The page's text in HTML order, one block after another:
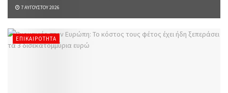
7 ΑΥΓΟΎΣΤΟΥ 2026
ΕΠΙΚΑΙΡΌΤΗΤΑ